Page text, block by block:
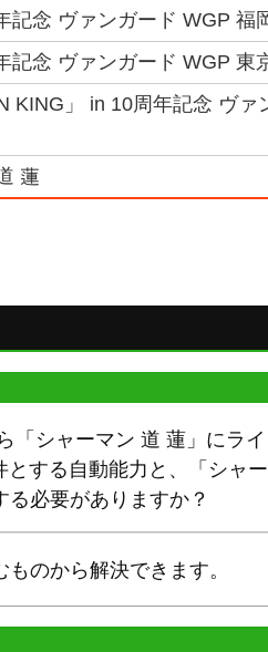
記念 ヴァンガード WGP
記念 ヴァンガード WGP
KING」 in 10周年記念 ヴ
蓮
「シャーマン 道 蓮」にライ
とする自動能力と、「シャ
必要がありますか？
のから解決できます。